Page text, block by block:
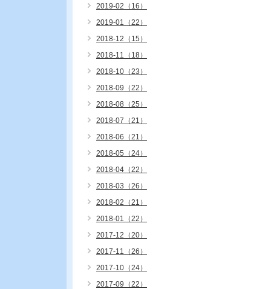
2019-02（16）
2019-01（22）
2018-12（15）
2018-11（18）
2018-10（23）
2018-09（22）
2018-08（25）
2018-07（21）
2018-06（21）
2018-05（24）
2018-04（22）
2018-03（26）
2018-02（21）
2018-01（22）
2017-12（20）
2017-11（26）
2017-10（24）
2017-09（22）